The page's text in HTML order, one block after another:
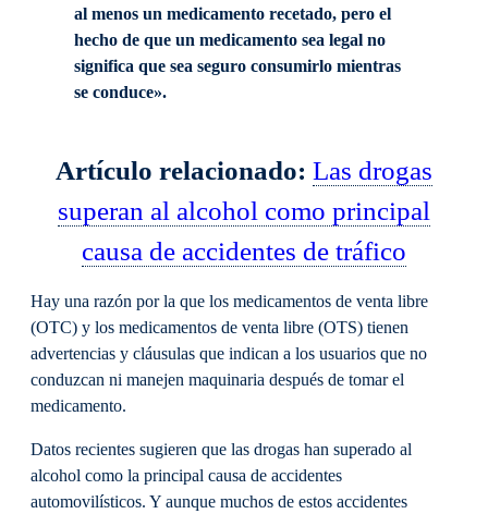
al menos un medicamento recetado, pero el
hecho de que un medicamento sea legal no
significa que sea seguro consumirlo mientras
se conduce».
Artículo relacionado: Las drogas
superan al alcohol como principal
causa de accidentes de tráfico
Hay una razón por la que los medicamentos de venta libre
(OTC) y los medicamentos de venta libre (OTS) tienen
advertencias y cláusulas que indican a los usuarios que no
conduzcan ni manejen maquinaria después de tomar el
medicamento.
Datos recientes sugieren que las drogas han superado al
alcohol como la principal causa de accidentes
automovilísticos. Y aunque muchos de estos accidentes